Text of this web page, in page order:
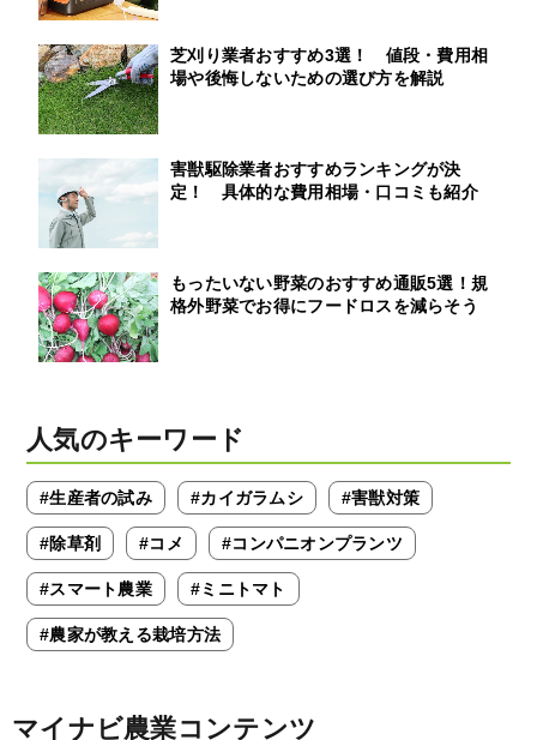
芝刈り業者おすすめ3選！ 値段・費用相
場や後悔しないための選び方を解説
害獣駆除業者おすすめランキングが決
定！ 具体的な費用相場・口コミも紹介
もったいない野菜のおすすめ通販5選！規
格外野菜でお得にフードロスを減らそう
人気のキーワード
#生産者の試み #カイガラムシ #害獣対策
#除草剤 #コメ #コンパニオンプランツ
#スマート農業 #ミニトマト
#農家が教える栽培方法
マイナビ農業コンテンツ